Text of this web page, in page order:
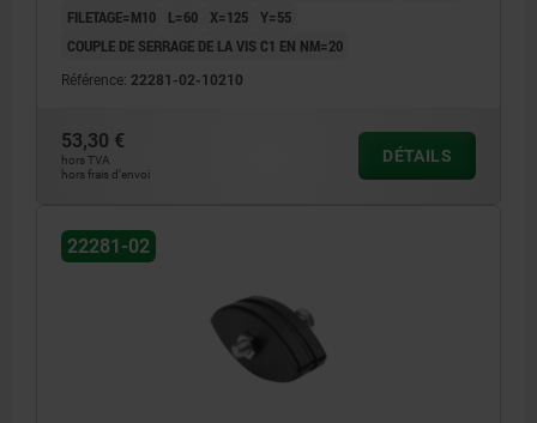
FILETAGE=M10
L=60 X=125 Y=55
COUPLE DE SERRAGE DE LA VIS C1 EN NM=20
Référence: 22281-02-10210
53,30 €
hors TVA
hors frais d’envoi
DÉTAILS
22281-02